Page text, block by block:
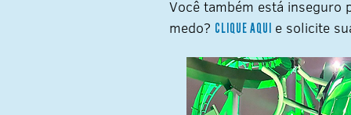
Você também está inseguro
medo? CLIQUE AQUI e solicite